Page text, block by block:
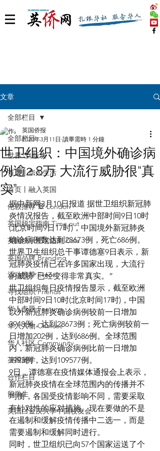
文章
全部栏目
世界 🌎 版块
首页丨华人生活
首页丨融入英国
伦敦推荐 🎡 London
英国脱宅指南 Time out
英国快乐肥宅指南 Cola
英国品牌 Branding
活动推荐 Event
寻找组织 Friends
华人专题 Feature
华人人物 Chinese
华人社区 Community
英国留学
合作栏目
留学生
英国白金汉大学中国校友会
全部栏目
世卫组织：中国境外确诊病
例逾2.8万 大流行威胁很“真
实”
英国侨报
2020年3月11日 讀畢需時 1 分鐘
据中新网3月10日报道 据世卫组织新冠肺
炎情况报告，截至欧洲中部时间9日10时
(北京时间9日17时)，中国境外新冠肺炎
确诊病例数达到28673例，死亡686例。
世界卫生组织总干事谭德塞9日表示，新
冠肺炎疫情已在许多国家出现，大流行
的威胁“已经变得非常真实。”
世卫组织每日疫情报告显示，截至欧洲
中部时间9日10时(北京时间17时)，中国
以外新冠肺炎确诊病例较前一日增加
3948例，达到28673例；死亡病例较前一
日增加202例，达到686例。全球范围
内，新冠肺炎确诊病例比前一日增加
3993例，达到109577例。
9日，谭德塞在疫情媒体通报会上表示，
新冠肺炎疫情在全球范围内的传播并不
均衡，各国受疫情影响不同，需要采取
有针对性的应对措施。现在要做的不是
在遏制和缓解疫情传播中二选一，而是
需要遏制和缓解同时进行。
同时，世卫组织已向57个国家运送了个